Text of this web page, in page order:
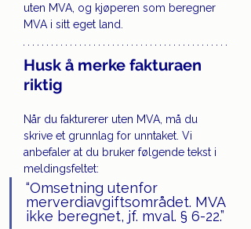
uten MVA, og kjøperen som beregner
MVA i sitt eget land.
Husk å merke fakturaen
riktig
Når du fakturerer uten MVA, må du
skrive et grunnlag for unntaket. Vi
anbefaler at du bruker følgende tekst i
meldingsfeltet:
“Omsetning utenfor
merverdiavgiftsområdet. MVA
ikke beregnet, jf. mval. § 6-22.”